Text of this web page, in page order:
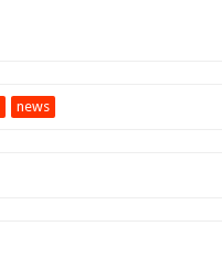
news